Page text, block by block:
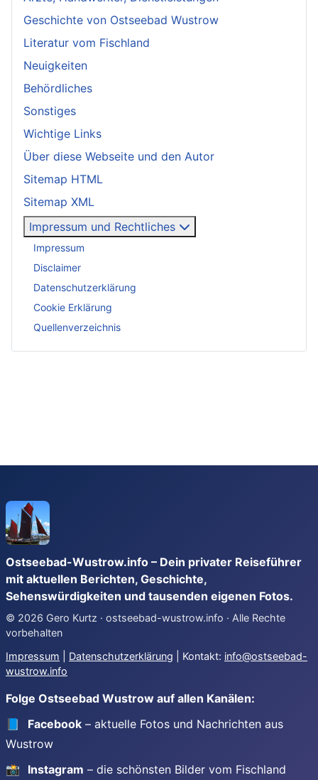
Geschichte von Ostseebad Wustrow
Literatur vom Fischland
Neuigkeiten
Behördliches
Sonstiges
Wichtige Links
Über diese Webseite und den Autor
Sitemap HTML
Sitemap XML
Impressum und Rechtliches
Impressum
Disclaimer
Datenschutzerklärung
Cookie Erklärung
Quellenverzeichnis
Ostseebad-Wustrow.info – Dein privater Reiseführer
mit aktuellen Berichten, Geschichte,
Sehenswürdigkeiten und tausenden eigenen Fotos.
© 2026 Gero Kurtz · ostseebad-wustrow.info · Alle Rechte
vorbehalten
Impressum
Datenschutzerklärung | Kontakt: info@ostseebad-
wustrow.info
Folge Ostseebad Wustrow auf allen Kanälen:
📘
Facebook – aktuelle Fotos und Nachrichten aus
Wustrow
📸
Instagram – die schönsten Bilder vom Fischland